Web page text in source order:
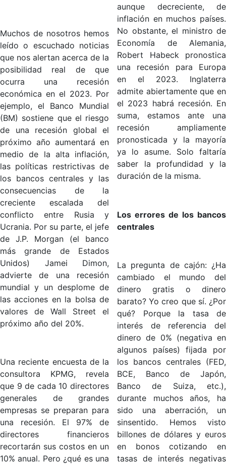
Muchos de nosotros hemos
leído o escuchado noticias
que nos alertan acerca de la
posibilidad real de que
ocurra una recesión
económica en el 2023. Por
ejemplo, el Banco Mundial
(BM) sostiene que el riesgo
de una recesión global el
próximo año aumentará en
medio de la alta inflación,
las políticas restrictivas de
los bancos centrales y las
consecuencias de la
creciente escalada del
conflicto entre Rusia y
Ucrania. Por su parte, el jefe
de J.P. Morgan (el banco
más grande de Estados
Unidos) Jamei Dimon,
advierte de una recesión
mundial y un desplome de
las acciones en la bolsa de
valores de Wall Street el
próximo año del 20%.
Una reciente encuesta de la
consultora KPMG, revela
que 9 de cada 10 directores
generales de grandes
empresas se preparan para
una recesión. El 97% de
directores financieros
recortarán sus costos en un
10% anual. Pero ¿qué es una
aunque decreciente, de
inflación en muchos países.
No obstante, el ministro de
Economía de Alemania,
Robert Habeck pronostica
una recesión para Europa
en el 2023. Inglaterra
admite abiertamente que en
el 2023 habrá recesión. En
suma, estamos ante una
recesión ampliamente
pronosticada y la mayoría
ya lo asume. Solo faltaría
saber la profundidad y la
duración de la misma.
Los errores de los bancos
centrales
La pregunta de cajón: ¿Ha
cambiado el mundo del
dinero gratis o dinero
barato? Yo creo que sí. ¿Por
qué? Porque la tasa de
interés de referencia del
dinero de 0% (negativa en
algunos países) fijada por
los bancos centrales (FED,
BCE, Banco de Japón,
Banco de Suiza, etc.),
durante muchos años, ha
sido una aberración, un
sinsentido. Hemos visto
billones de dólares y euros
en bonos cotizando en
tasas de interés negativas